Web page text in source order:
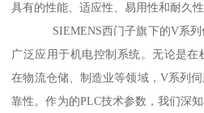
具有的性能、适应性、易用性和耐久性
SIEMENS西门子旗下的V系列伺
广泛应用于机电控制系统。无论是
在物流仓储、制造业等领域，V系列
靠性。作为的PLC技术参数，我们深